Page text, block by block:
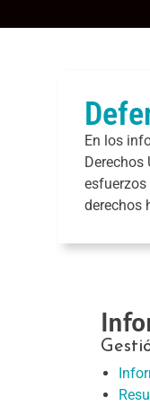
En los
Derechos
derechos